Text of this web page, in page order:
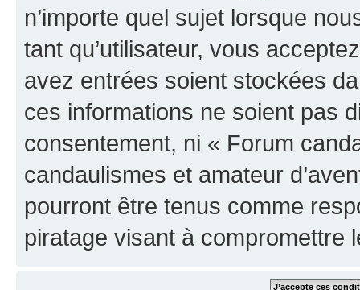
n’importe quel sujet lorsque
tant qu’utilisateur, vous
avez entrées soient stockées
ces informations ne soient pas
consentement, ni « Forum
candaulismes et amateur
pourront être tenus comme
piratage visant à compromettre